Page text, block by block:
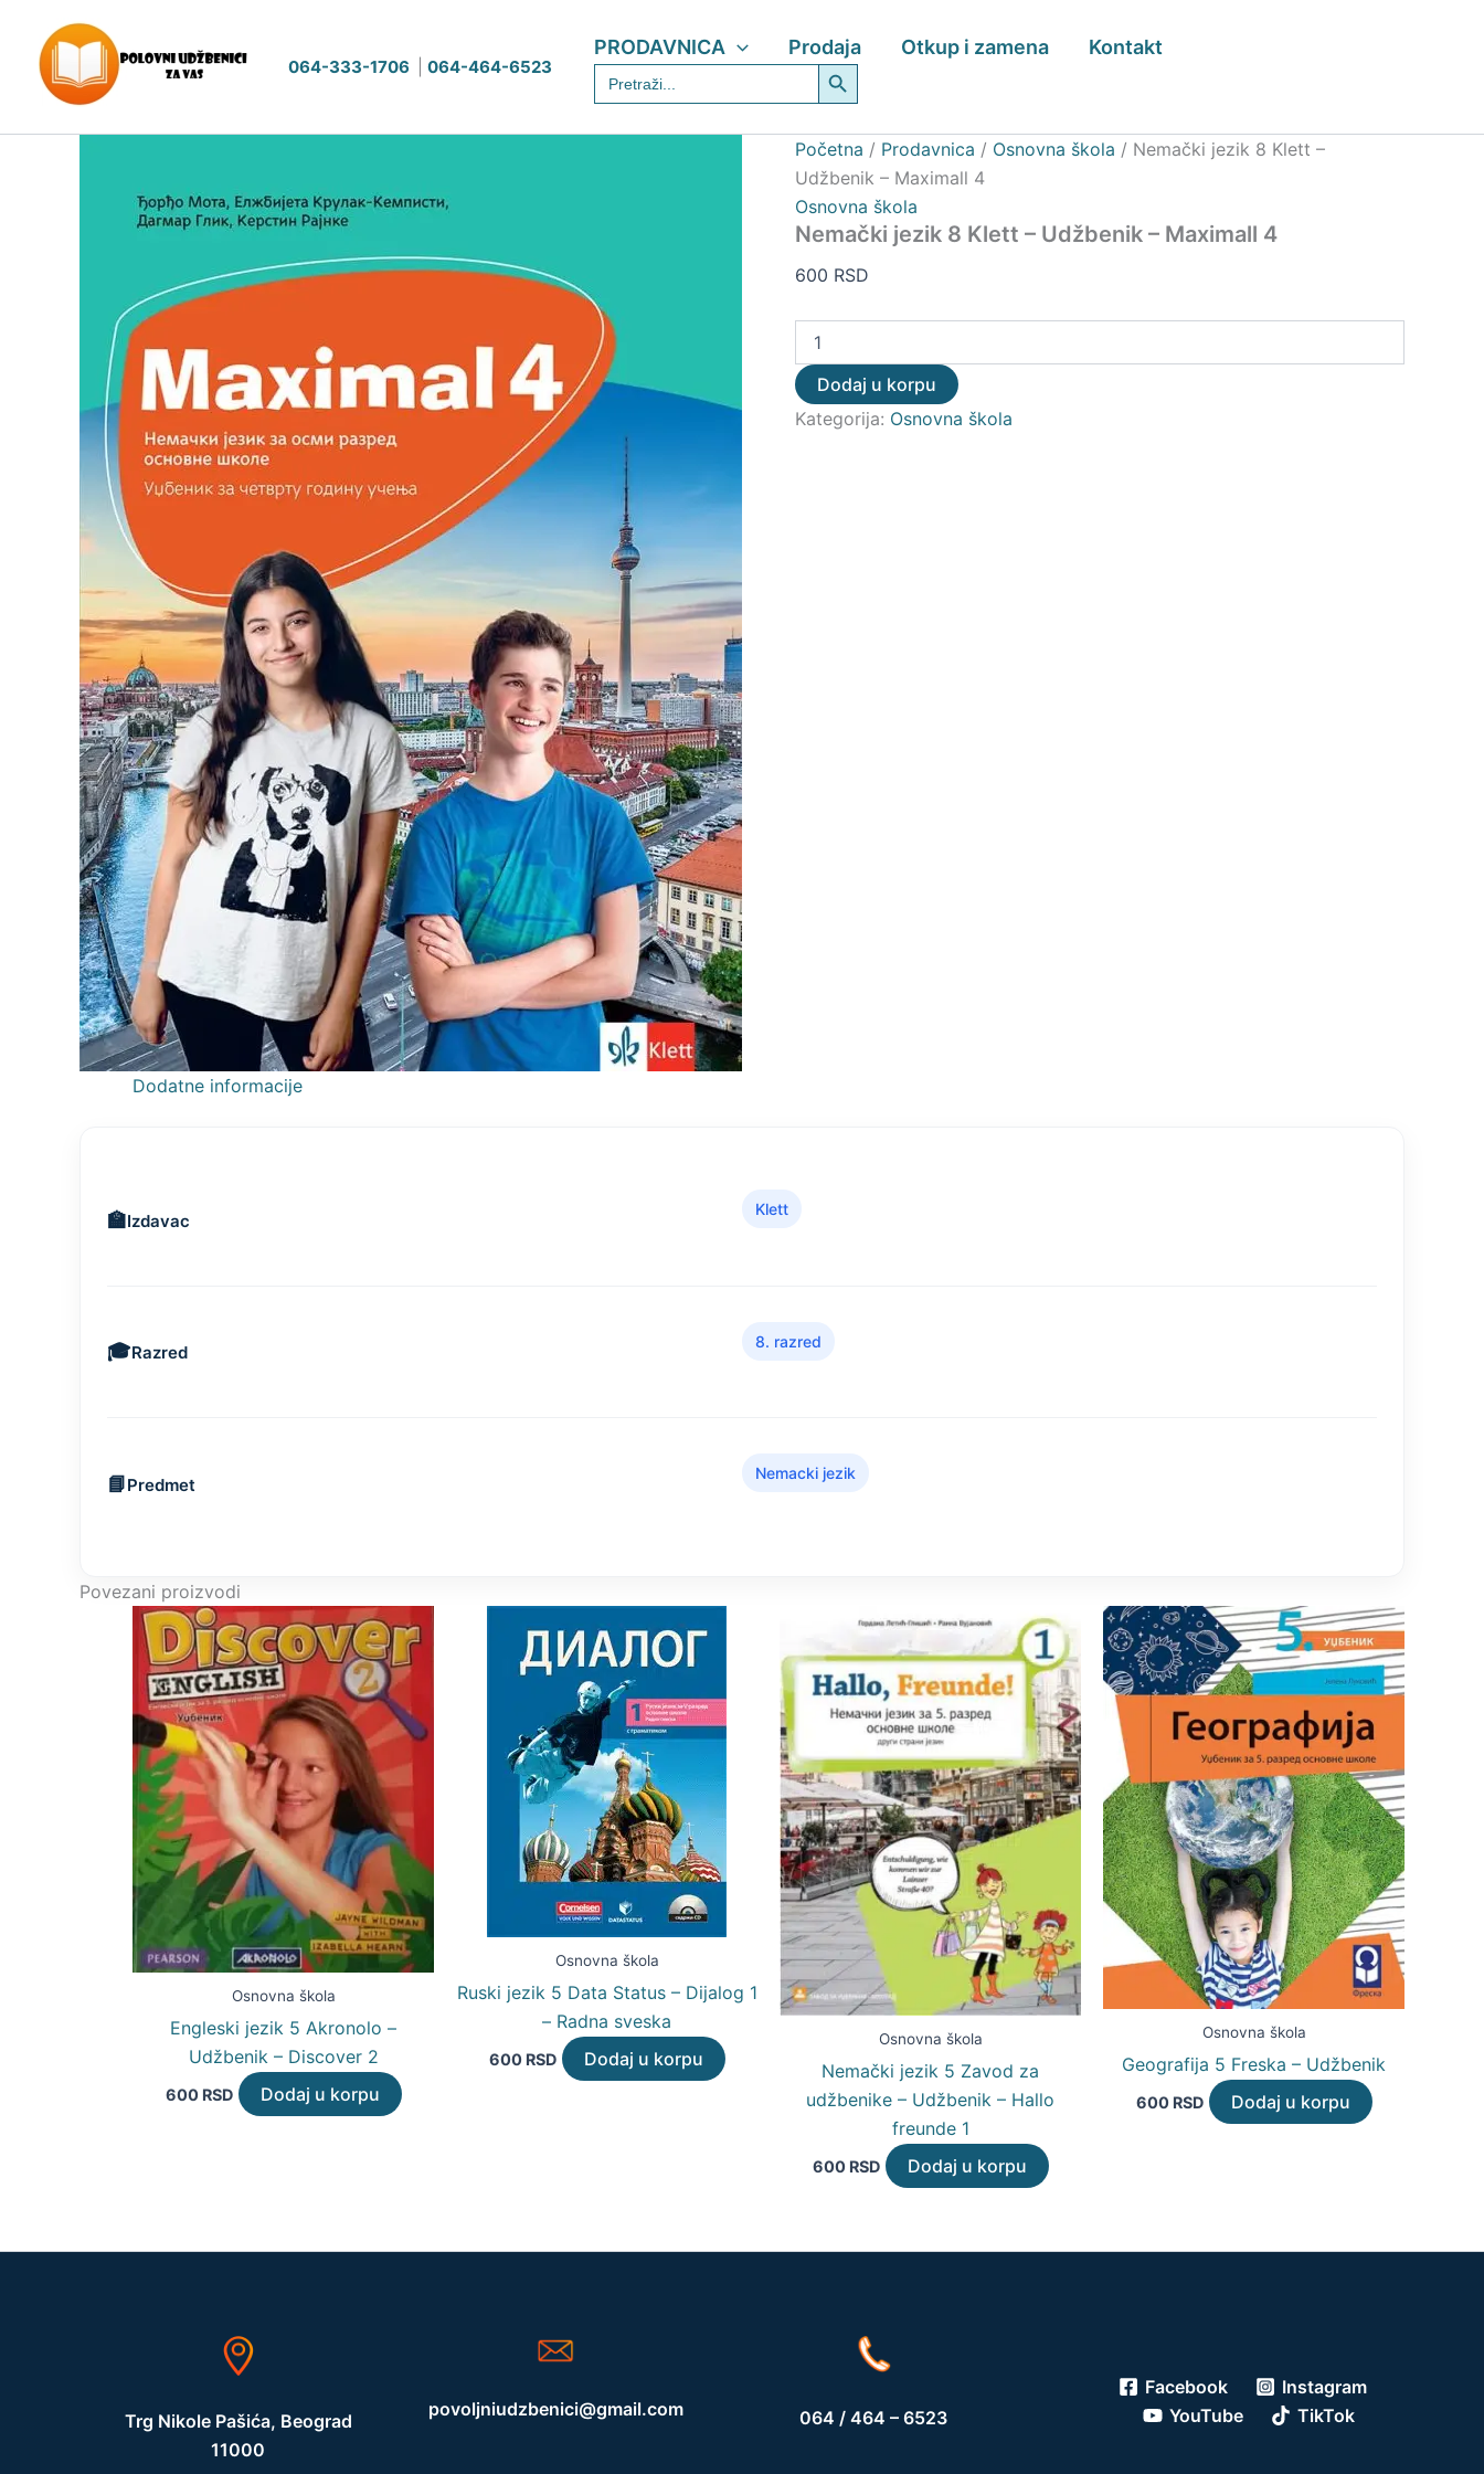
sadržaj
064-333-1706 064-464-6523
PRODAVNICA Prodaja Otkup i zamena Kontakt
Search
for:
Search Button
Početna / Prodavnica / Osnovna škola / Nemački jezik 8 Klett –
Udžbenik – Maximall 4
Osnovna škola
Nemački jezik 8 Klett – Udžbenik – Maximall 4
600 RSD
8
–
4
količina
Dodaj u korpu
Kategorija: Osnovna škola
Dodatne informacije
Izdavac
Klett
Razred
8. razred
Predmet
Nemacki jezik
Povezani proizvodi
Osnovna škola
Engleski jezik 5 Akronolo –
Udžbenik – Discover 2
600 RSD Dodaj u korpu
Osnovna škola
Ruski jezik 5 Data Status – Dijalog 1
– Radna sveska
600 RSD Dodaj u korpu
Osnovna škola
Nemački jezik 5 Zavod za
udžbenike – Udžbenik – Hallo
freunde 1
600 RSD Dodaj u korpu
Osnovna škola
Geografija 5 Freska – Udžbenik
600 RSD Dodaj u korpu
Trg Nikole Pašića, Beograd
11000
povoljniudzbenici@gmail.com 064 / 464 – 6523
Facebook
Instagram
YouTube
TikTok